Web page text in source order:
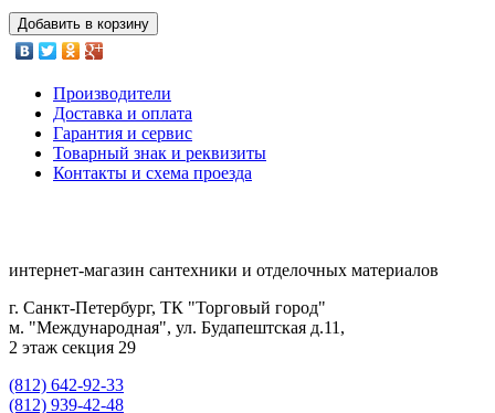
Добавить в корзину
Производители
Доставка и оплата
Гарантия и сервис
Товарный знак и реквизиты
Контакты и схема проезда
интернет-магазин сантехники и отделочных материалов
г. Санкт-Петербург, ТК "Торговый город"
м. "Международная", ул. Будапештская д.11,
2 этаж секция 29
(812) 642-92-33
(812) 939-42-48